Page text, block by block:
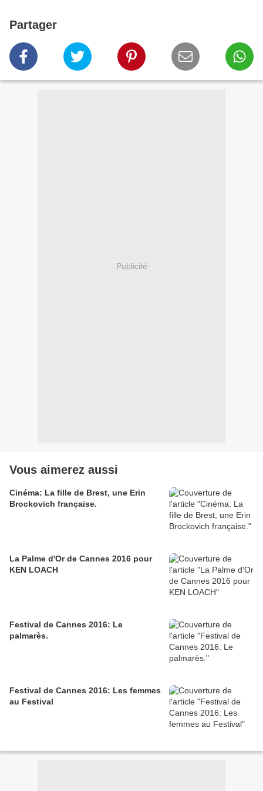
Partager
Publicité
Vous aimerez aussi
Cinéma: La fille de Brest, une Erin
Brockovich française.
La Palme d'Or de Cannes 2016 pour
KEN LOACH
Festival de Cannes 2016: Le
palmarès.
Festival de Cannes 2016: Les femmes
au Festival